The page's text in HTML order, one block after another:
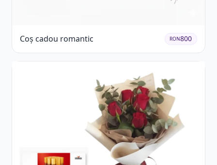
Coș cadou romantic RON800